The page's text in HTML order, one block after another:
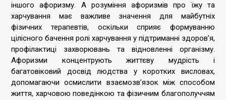
іншого афоризму. А розуміння афоризмів про їжу та
харчування має важливе значення для майбутніх
фізичних терапевтів, оскільки сприяє формуванню
цілісного бачення ролі харчування у підтриманні здоров’я,
профілактиці захворювань та відновленні організму.
Афоризми концентрують життєву мудрість і
багатовіковий досвід людства у коротких висловах,
допомагаючи осмислити взаємозв’язок між способом
життя, харчовою поведінкою та фізичним благополуччям